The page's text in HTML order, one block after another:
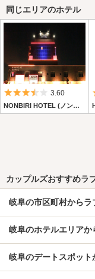
同じエリアのホテル
5つ星のうち3.5
3.60
NONBIRI HOTEL (ノンビリ ホテル)
カップルズおすすめラ
岐阜の市区町村からラ
岐阜のホテルエリア
岐阜のデートスポッ